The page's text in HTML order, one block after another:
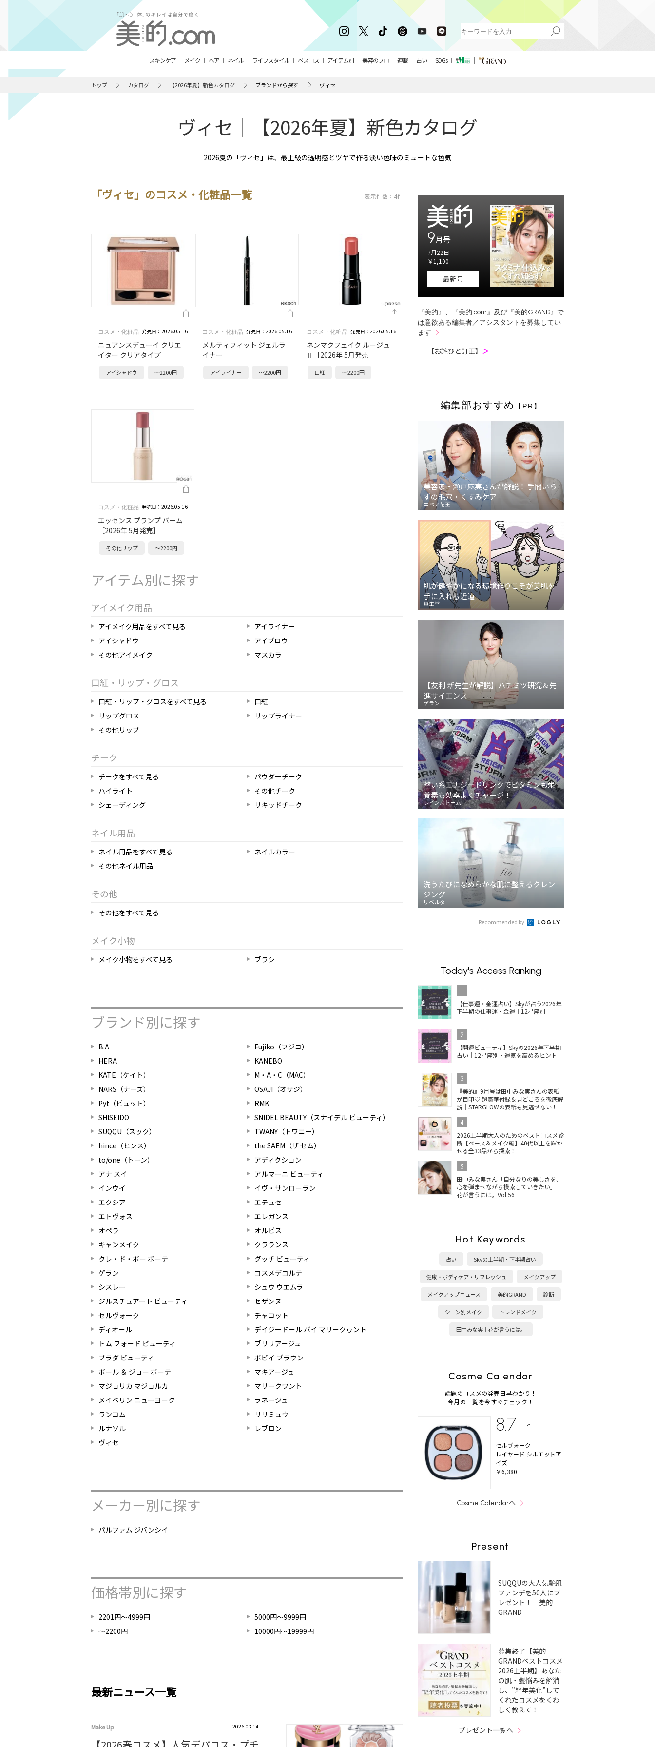
スキンケア メイク ヘア ネイル ライフスタイル ベスコス アイテム別 美容のプロ 連載 占い SDGs
トップ カタログ 【2026年夏】新色カタログ ブランドから探す ヴィセ
ヴィセ｜【2026年夏】新色カタログ
2026夏の「ヴィセ」は、最上級の透明感とツヤで作る淡い色味のミュートな色気
「ヴィセ」のコスメ・化粧品一覧 表示件数：4件
コスメ・化粧品 発売日：2026.05.16
ニュアンスデューイ クリエ
イター クリアタイプ
アイシャドウ ～2200円
コスメ・化粧品 発売日：2026.05.16
メルティフィット ジェルラ
イナー
アイライナー ～2200円
コスメ・化粧品 発売日：2026.05.16
ネンマクフェイク ルージュ
Ⅱ［2026年 5月発売］
口紅 ～2200円
コスメ・化粧品 発売日：2026.05.16
エッセンス プランプ バーム
［2026年 5月発売］
その他リップ ～2200円
アイテム別に探す
アイメイク用品
アイメイク用品をすべて見る
アイライナー
アイシャドウ
アイブロウ
その他アイメイク
マスカラ
口紅・リップ・グロス
口紅・リップ・グロスをすべて見る
口紅
リップグロス
リップライナー
その他リップ
チーク
チークをすべて見る
パウダーチーク
ハイライト
その他チーク
シェーディング
リキッドチーク
ネイル用品
ネイル用品をすべて見る
ネイルカラー
その他ネイル用品
その他
その他をすべて見る
メイク小物
メイク小物をすべて見る ブラシ
ブランド別に探す
B.A
Fujiko（フジコ）
HERA
KANEBO
KATE（ケイト）
M・A・C（MAC）
NARS（ナーズ）
OSAJI（オサジ）
Pyt（ピュット）
RMK
SHISEIDO
SNIDEL BEAUTY（スナイデル ビューティ）
SUQQU（スック）
TWANY（トワニー）
hince（ヒンス）
the SAEM（ザ セム）
to/one（トーン）
アディクション
アナ スイ
アルマーニ ビューティ
インウイ
イヴ・サンローラン
エクシア
エテュセ
エトヴォス
エレガンス
オペラ
オルビス
キャンメイク
クラランス
クレ・ド・ポー ボーテ
グッチ ビューティ
ゲラン
コスメデコルテ
シスレー
シュウ ウエムラ
ジルスチュアート ビューティ
セザンヌ
セルヴォーク
チャコット
ディオール
デイジードール バイ マリークヮント
トム フォード ビューティ
ブリリアージュ
プラダ ビューティ
ボビイ ブラウン
ポール ＆ ジョー ボーテ
マキアージュ
マジョリカ マジョルカ
マリークワント
メイベリン ニューヨーク
ラネージュ
ランコム
リリミュウ
ルナソル
レブロン
ヴィセ
メーカー別に探す
パルファム ジバンシイ
価格帯別に探す
2201円～4999円
5000円～9999円
～2200円
10000円～19999円
最新ニュース一覧
Make Up 2026.03.14
9月号
7月22日
￥1,100
最新号
『美的』、『美的.com』及び『美的GRAND』で
は意欲ある編集者／アシスタントを募集してい
ます
【お詫びと訂正】 ＞
編集部おすすめ 【PR】
美容家・瀬戸麻実さんが解説！ 手間いら
ずの毛穴・くすみケア
ニベア花王
肌が健やかになる環境作りこそが美肌を
手に入れる近道
資生堂
【友利 新先生が解説】ハチミツ研究＆先
進サイエンス
ゲラン
整い系エナジードリンクでビタミンも栄
養素も効率よくチャージ！
レインストーム
洗うたびになめらかな肌に整えるクレン
ジング
リベルタ
Recommended by
Today's Access Ranking
1
【仕事運・金運占い】Skyが占う2026年
下半期の仕事運・金運｜12星座別
2
【開運ビューティ】Skyの2026年下半期
占い｜12星座別・運気を高めるヒント
3
『美的』9月号は田中みな実さんの表紙
が目印♡ 超豪華付録＆見どころを徹底解
説｜STARGLOWの表紙も見逃せない！
4
2026上半期大人のためのベストコスメ診
断【ベース＆メイク編】40代以上を輝か
せる全33品から探索！
5
田中みな実さん「自分なりの美しさを、
心を弾ませながら模索していきたい」｜
花が言うには。Vol.56
Hot Keywords
占い Skyの上半期・下半期占い
健康・ボディケア・リフレッシュ メイクアップ
メイクアップニュース 美的GRAND 診断
シーン別メイク トレンドメイク
田中みな実｜花が言うには。
Cosme Calendar
話題のコスメの発売日早わかり！
今月の一覧を今すぐチェック！
8.7 Fri
セルヴォーク
レイヤード シルエットア
イズ
￥6,380
Cosme Calendarへ
Present
SUQQUの大人気艶肌
ファンデを50人にプ
レゼント！｜美的
GRAND
募集終了【美的
GRANDベストコスメ
2026上半期】あなた
の肌・髪悩みを解消
し、”経年美化”して
くれたコスメをくわ
しく教えて！
プレゼント一覧へ